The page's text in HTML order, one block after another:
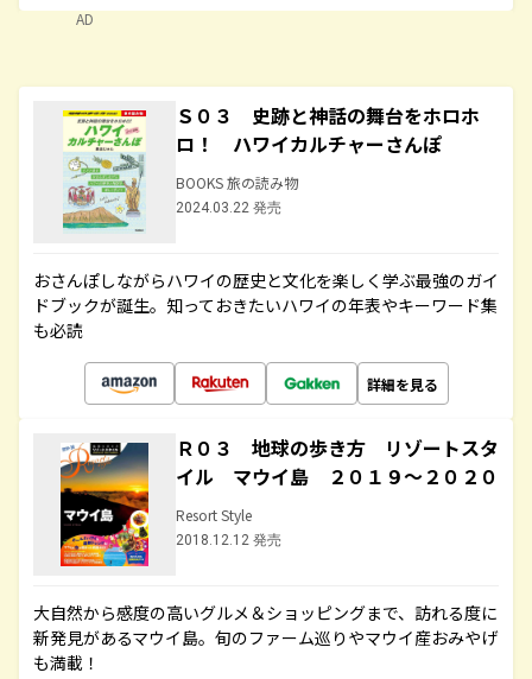
AD
Ｓ０３ 史跡と神話の舞台をホロホ
ロ！ ハワイカルチャーさんぽ
BOOKS 旅の読み物
2024.03.22 発売
おさんぽしながらハワイの歴史と文化を楽しく学ぶ最強のガイ
ドブックが誕生。知っておきたいハワイの年表やキーワード集
も必読
詳細を見る
Ｒ０３ 地球の歩き方 リゾートスタ
イル マウイ島 ２０１９～２０２０
Resort Style
2018.12.12 発売
大自然から感度の高いグルメ＆ショッピングまで、訪れる度に
新発見があるマウイ島。旬のファーム巡りやマウイ産おみやげ
も満載！